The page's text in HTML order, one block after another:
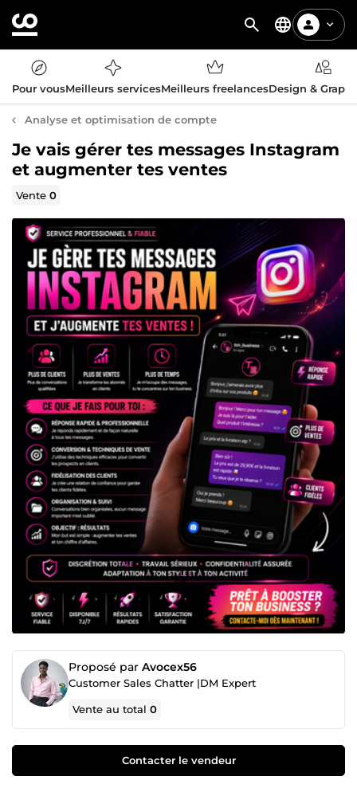
Pour vousMeilleurs servicesMeilleurs freelancesDesign &
Analyse et optimisation de compte
Je vais gérer tes messages Instagram
et augmenter tes ventes
Vente0
Proposé par Avocex56
Customer Sales Chatter |DM Expert
Vente au total0
Contacter le vendeur